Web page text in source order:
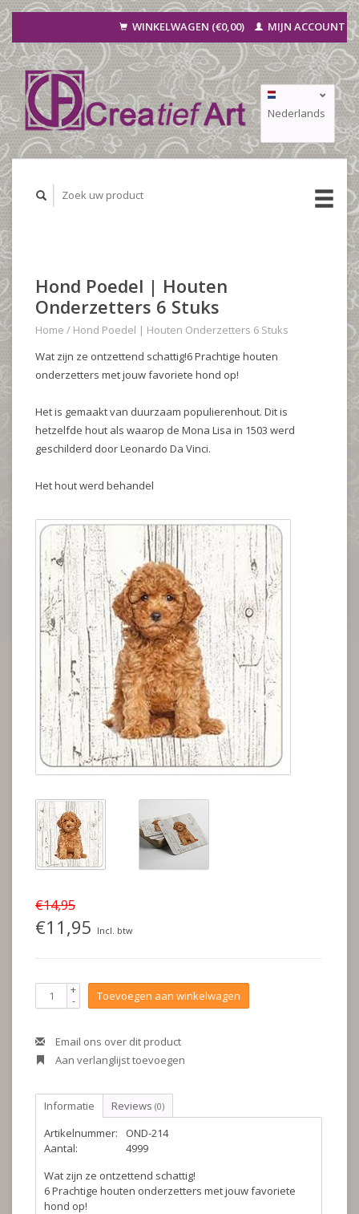
WINKELWAGEN (€0,00) MIJN ACCOUNT
Nederlands
Deutsch
Hond Poedel | Houten
Onderzetters 6 Stuks
Home / Hond Poedel | Houten Onderzetters 6 Stuks
Wat zijn ze ontzettend schattig!6 Prachtige houten
onderzetters met jouw favoriete hond op!
Het is gemaakt van duurzaam populierenhout. Dit is
hetzelfde hout als waarop de Mona Lisa in 1503 werd
geschilderd door Leonardo Da Vinci.
Het hout werd behandel
€14,95
€11,95 Incl. btw
+
- Toevoegen aan winkelwagen
Email ons over dit product
Aan verlanglijst toevoegen
Informatie Reviews (0)
Artikelnummer:
OND-214
Aantal:
4999
Wat zijn ze ontzettend schattig!
6 Prachtige houten onderzetters met jouw favoriete
hond op!